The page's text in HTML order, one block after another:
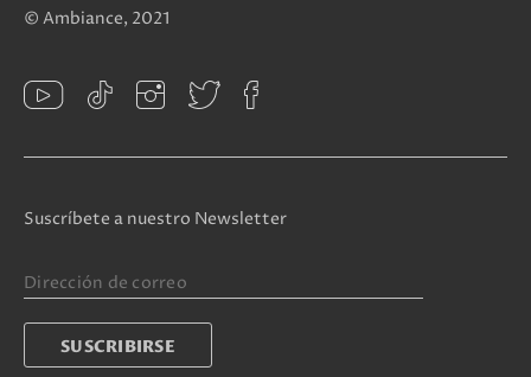
© Ambiance, 2021
Suscríbete a nuestro Newsletter